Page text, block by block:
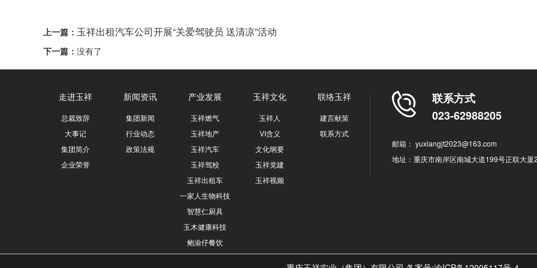
上一篇： 玉祥出租汽车公司开展“关爱驾驶员 送清凉”活动
下一篇： 没有了
走进玉祥
总裁致辞
大事记
集团简介
企业荣誉
新闻资讯
集团新闻
行业动态
政策法规
产业发展
玉祥燃气
玉祥地产
玉祥汽车
玉祥驾校
玉祥出租车
一家人生物科技
智慧仁厨具
玉木健康科技
鲍渝仔餐饮
玉祥文化
玉祥人
VI含义
文化纲要
玉祥党建
玉祥视频
联络玉祥
建言献策
联系方式
联系方式
023-62988205
邮箱： yuxiangjt2023@163.com
地址：重庆市南岸区南城大道199号正联大厦